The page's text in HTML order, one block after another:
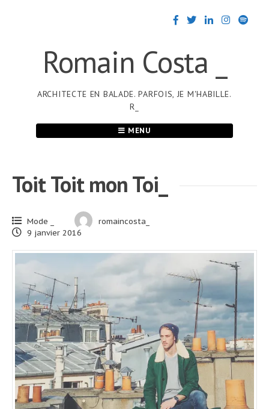
Romain Costa _
ARCHITECTE EN BALADE. PARFOIS, JE M'HABILLE.
R_
MENU
Toit Toit mon Toi_
Mode _
romaincosta_
9 janvier 2016